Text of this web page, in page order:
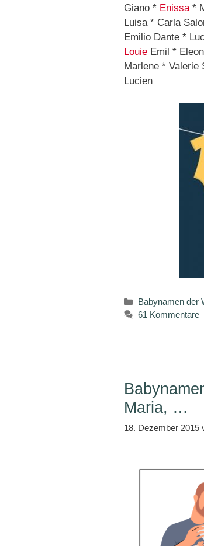
Giano * Enissa *
Luisa * Carla
Emilio Dante *
Louie Emil *
Marlene * Valerie
Lucien
Kategorien
Babynamen der
61 Kommentare
Maria, …
18. Dezember 2015